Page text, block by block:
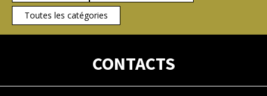
Toutes les catégories
CONTACTS